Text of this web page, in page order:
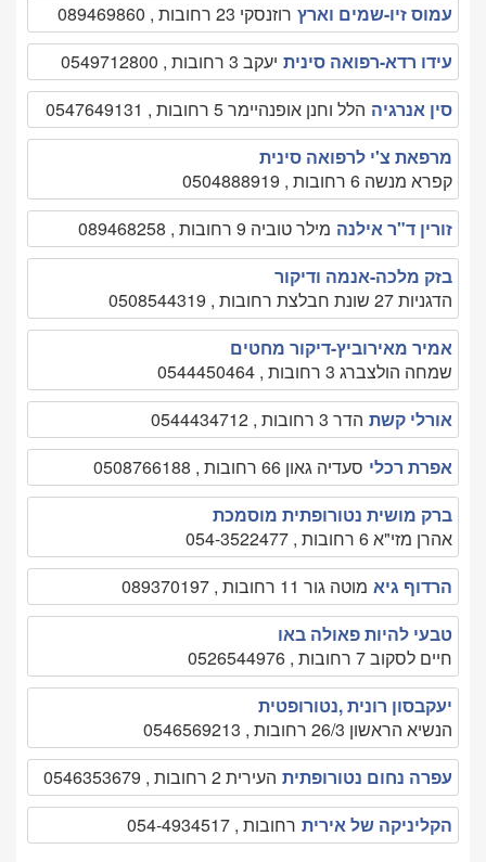
עמוס זיו-שמים וארץ רוזנסקי 23 רחובות , 089469860
עידו רדא-רפואה סינית יעקב 3 רחובות , 0549712800
סין אנרגיה הלל וחנן אופנהיימר 5 רחובות , 0547649131
מרפאת צ'י לרפואה סינית
קפרא מנשה 6 רחובות , 0504888919
זורין ד"ר אילנה מילר טוביה 9 רחובות , 089468258
בזק מלכה-אנמה ודיקור
הדגניות 27 שונת חבלצת רחובות , 0508544319
אמיר מאירוביץ-דיקור מחטים
שמחה הולצברג 3 רחובות , 0544450464
אורלי קשת הדר 3 רחובות , 0544434712
אפרת רכלי סעדיה גאון 66 רחובות , 0508766188
ברק מושית נטורופתית מוסמכת
אהרן מזי"א 6 רחובות , 054-3522477
הרדוף גיא מוטה גור 11 רחובות , 089370197
טבעי להיות פאולה באו
חיים לסקוב 7 רחובות , 0526544976
יעקבסון רונית ,נטורופטית
הנשיא הראשון 26/3 רחובות , 0546569213
עפרה נחום נטורופתית העירית 2 רחובות , 0546353679
הקליניקה של אירית רחובות , 054-4934517